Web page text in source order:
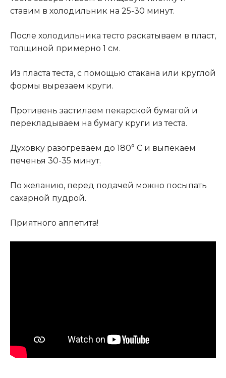
ставим в холодильник на 25-30 минут.
После холодильника тесто раскатываем в пласт,
толщиной примерно 1 см.
Из пласта теста, с помощью стакана или круглой
формы вырезаем круги.
Противень застилаем пекарской бумагой и
перекладываем на бумагу круги из теста.
Духовку разогреваем до 180° C и выпекаем
печенья 30-35 минут.
По желанию, перед подачей можно посыпать
сахарной пудрой.
Приятного аппетита!